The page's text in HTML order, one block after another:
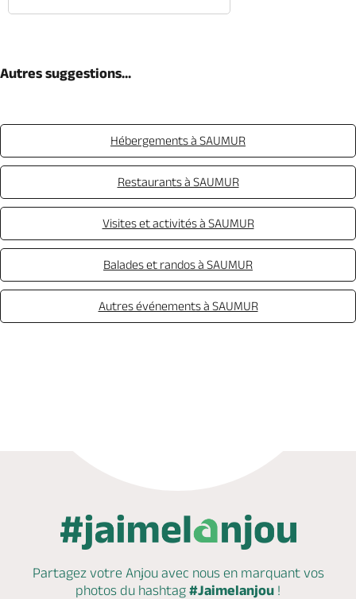
Autres suggestions...
Hébergements à SAUMUR
Restaurants à SAUMUR
Visites et activités à SAUMUR
Balades et randos à SAUMUR
Autres événements à SAUMUR
Partagez votre Anjou avec nous en marquantvos
photos du hashtag #Jaimelanjou !